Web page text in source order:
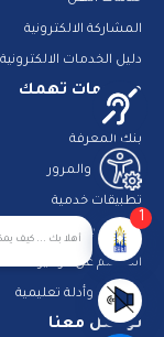
المشاركة الالكترونية
دليل الخدمات الالكترونية
معلومات تهمك
بنك المعرفة
الشرطة والمرور
تطبيقات خدمية
تكنولوجيا وانترنت
استعلم عن فواتيرك
منصات وأدلة تعليمية
تواصل معنا
أهلا بك ... كيف
1